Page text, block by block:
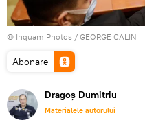
© Inquam Photos / GEORGE CALIN
Abonare
Dragoș Dumitriu
Materialele autorului